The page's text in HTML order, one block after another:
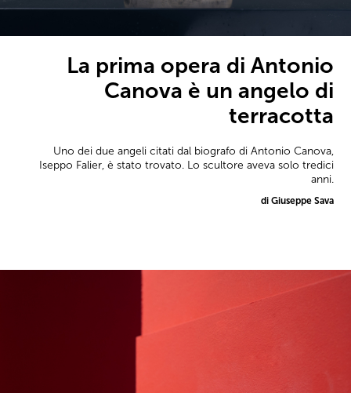
La prima opera di Antonio
Canova è un angelo di
terracotta
Uno dei due angeli citati dal biografo di Antonio Canova,
Iseppo Falier, è stato trovato. Lo scultore aveva solo tredici
anni.
di Giuseppe Sava